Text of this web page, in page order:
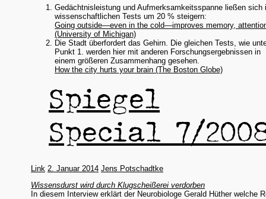
Gedächtnisleistung und Aufmerksamkeitsspanne ließen sich
wissenschaftlichen Tests um 20 % steigern:
Going outside—even in the cold—improves memory,
(University of Michigan)
Die Stadt überfordert das Gehirn. Die gleichen Tests, wie
Punkt 1. werden hier mit anderen Forschungsergebnissen in
einem größeren Zusammenhang gesehen.
How the city hurts your brain (The Boston Globe)
Spiegel
Special 7/
Link 2. Januar 2014 Jens Potschadtke
Wissensdurst wird durch Klugscheißerei verdorben
In diesem Interview erklärt der Neurobiologe Gerald Hüther welche